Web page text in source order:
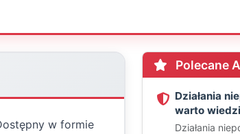
w formie
Polecane
Działania
warto
Działania